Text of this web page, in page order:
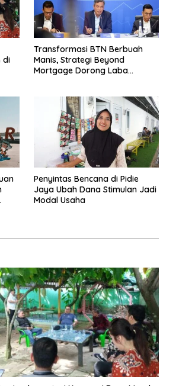
di
Transformasi BTN Berbuah
Manis, Strategi Beyond
Mortgage Dorong Laba
Penyintas Bencana di Pidie
Jaya Ubah Dana Stimulan Jadi
Modal Usaha